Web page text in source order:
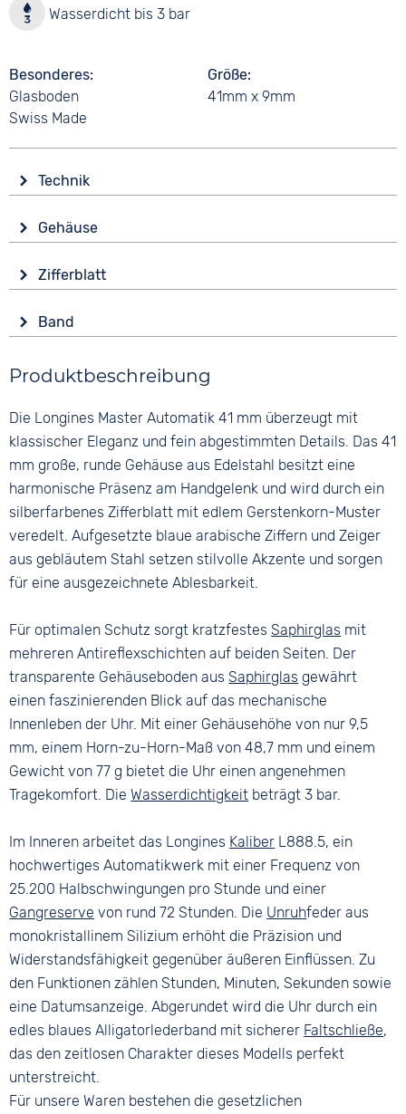
Wasserdicht bis 3 bar
Besonderes
Glasboden
Swiss Made
Größe
41mm x 9mm
Technik
Automatik
Funktionen
Datumsanzeige
Wasserdicht
3 bar
Gehäuse
Saphirglas
Form
Rund
Material
Farbe
Silber
Zifferblatt
Analog
Silber
Ziffern
Arabisch
Band
Silber
Material
Edelstahl
Bandschließe
Faltschließe
Produktbeschreibung
Die Longines Master Automatik 41 mm überzeugt mit
klassischer Eleganz und fein abgestimmten Details. Das 41
mm große, runde Gehäuse aus Edelstahl besitzt eine
harmonische Präsenz am Handgelenk und wird durch ein
silberfarbenes Zifferblatt mit edlem Gerstenkorn-Muster
veredelt. Aufgesetzte blaue arabische Ziffern und Zeiger
aus gebläutem Stahl setzen stilvolle Akzente und sorgen
für eine ausgezeichnete Ablesbarkeit.
Für optimalen Schutz sorgt kratzfestesSaphirglas mit
mehreren Antireflexschichten auf beiden Seiten. Der
transparente Gehäuseboden ausSaphirglas gewährt
einen faszinierenden Blick auf das mechanische
Innenleben der Uhr. Mit einer Gehäusehöhe von nur 9,5
mm, einem Horn-zu-Horn-Maß von 48,7 mm und einem
Gewicht von 77 g bietet die Uhr einen angenehmen
Tragekomfort. DieWasserdichtigkeit beträgt 3 bar.
Im Inneren arbeitet das Longines Kaliber L888.5, ein
hochwertiges Automatikwerk mit einer Frequenz von
25.200 Halbschwingungen pro Stunde und einer
Gangreserve von rund 72 Stunden. Die Unruhfeder aus
monokristallinem Silizium erhöht die Präzision und
Widerstandsfähigkeit gegenüber äußeren Einflüssen. Zu
den Funktionen zählen Stunden, Minuten, Sekunden sowie
eine Datumsanzeige. Abgerundet wird die Uhr durch ein
edles blaues Alligatorlederband mit sicherer Faltschließe,
das den zeitlosen Charakter dieses Modells perfekt
unterstreicht.
Für unsere Waren bestehen die gesetzlichen